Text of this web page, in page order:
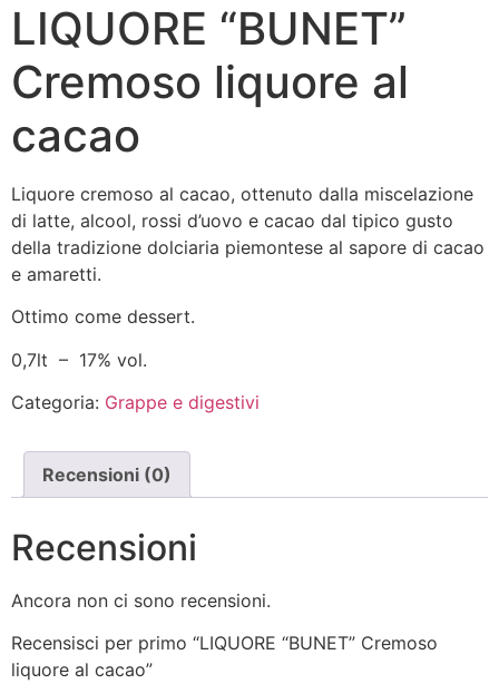
LIQUORE “BUNET”
Cremoso liquore al
cacao
Liquore cremoso al cacao, ottenuto dalla miscelazione
di latte, alcool, rossi d’uovo e cacao dal tipico gusto
della tradizione dolciaria piemontese al sapore di cacao
e amaretti.
Ottimo come dessert.
0,7lt – 17% vol.
Categoria: Grappe e digestivi
Recensioni (0)
Recensioni
Ancora non ci sono recensioni.
Recensisci per primo “LIQUORE “BUNET” Cremoso
liquore al cacao”